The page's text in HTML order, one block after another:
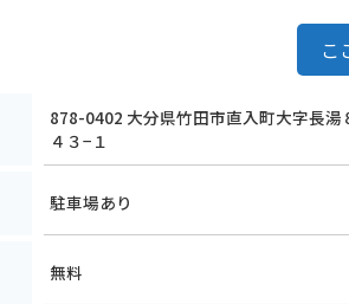
こ
878-0402 大分県竹田市直入町大字長湯
４３−１
駐車場あり
無料